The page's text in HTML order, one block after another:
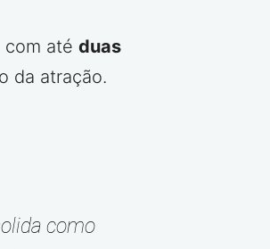
até duas
da atração.
como